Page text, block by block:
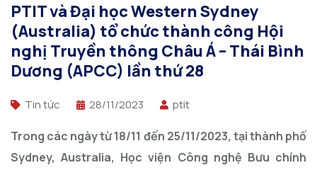
PTIT và Đại học Western Sydney
(Australia) tổ chức thành công Hội
nghị Truyền thông Châu Á – Thái Bình
Dương (APCC) lần thứ 28
Tin tức 28/11/2023 ptit
Trong các ngày từ 18/11 đến 25/11/2023, tại thành phố
Sydney, Australia, Học viện Công nghệ Bưu chính